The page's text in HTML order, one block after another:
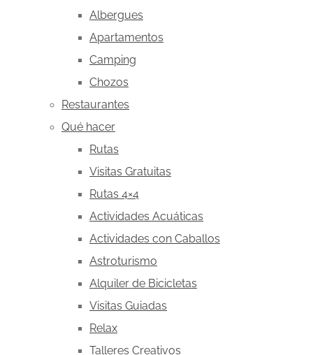
Albergues
Apartamentos
Camping
Chozos
Restaurantes
Qué hacer
Rutas
Visitas Gratuitas
Rutas 4×4
Actividades Acuáticas
Actividades con Caballos
Astroturismo
Alquiler de Bicicletas
Visitas Guiadas
Relax
Talleres Creativos